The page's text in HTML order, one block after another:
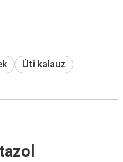
Úti kalauz